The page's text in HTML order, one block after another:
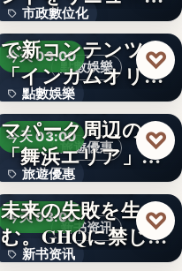
市政數位化
文字
ル！プレ…
點數娛樂
今天 03:00
點數娛樂
文字
ポイントインカム
で新コンテンツ
「インカムオリ
パ」開始
♡
旅遊優惠
今天 03:00
旅遊優惠
文字
Peachで行くテー
マパーク周辺の
「舞浜エリア」ホ
テルも…
♡
新书资讯
今天 03:00
新书资讯
かつての成功が、
未来の失敗を生
む。GHQに禁じら
れた「禁…
♡